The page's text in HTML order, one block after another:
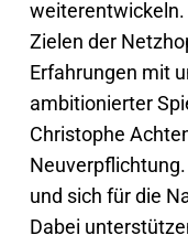
Zielen der
Erfahrungen mit
ambitionierter
Christophe
und sich für die
Dabei